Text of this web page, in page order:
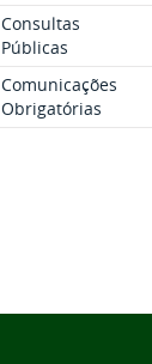
Consultas
Públicas
Comunicações
Obrigatórias